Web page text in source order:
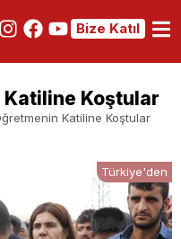
Bize Katıl
Koştular
Katiline Koştular
Türkiye'den